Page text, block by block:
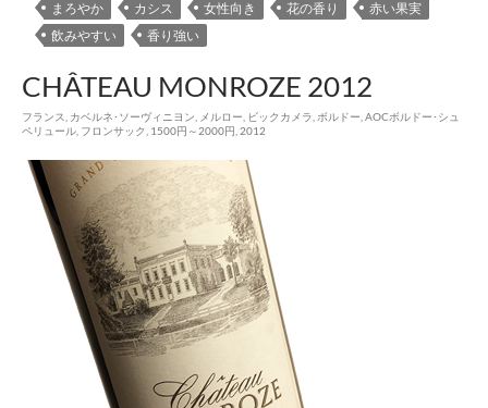
まろやか カシス 女性向き 花の香り
赤い果実
飲みやすい
香り強い
CHÂTEAU MONROZE 2012
フランス カベルネ･ソーヴィニヨン メルロー ビックカメラ ボルドー AOCボルドー･シュ
ペリュール フロンサック 1500円～2000円 2012